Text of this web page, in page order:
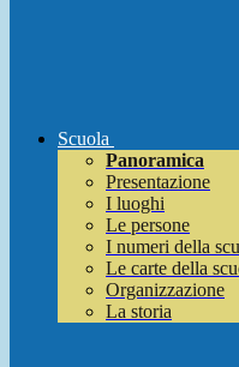
Scuola
Panoramica
Presentazione
I luoghi
Le persone
I numeri della
Le carte della
Organizzazione
La storia